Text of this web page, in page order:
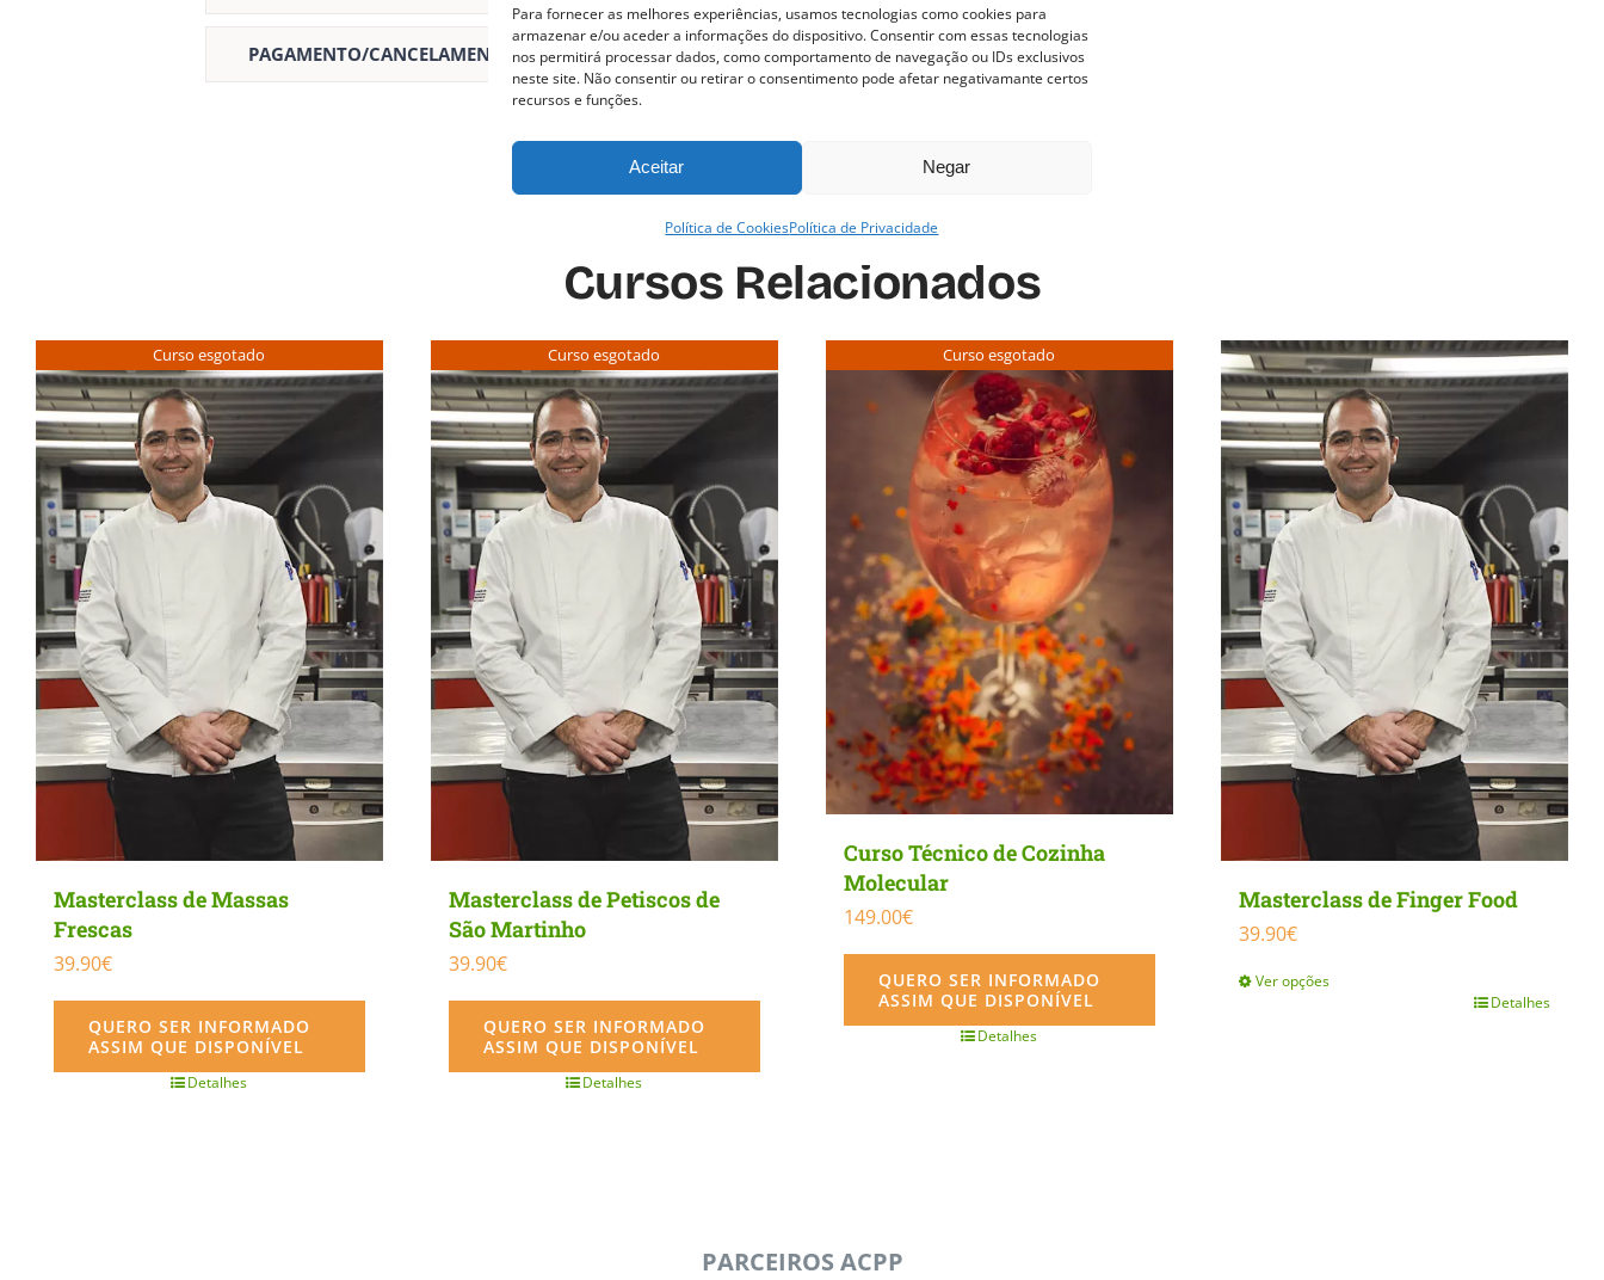
Para fornecer as melhores experiências, usamos tecnologias como cookies para
armazenar e/ou aceder a informações do dispositivo. Consentir com essas tecnologias
nos permitirá processar dados, como comportamento de navegação ou IDs exclusivos
neste site. Não consentir ou retirar o consentimento pode afetar negativamante certos
recursos e funções.
Aceitar Negar
Política de CookiesPolítica de Privacidade
PAGAMENTO/CANCELAMENTO
Cursos Relacionados
Curso esgotado
Masterclass de Massas
Frescas
39.90€
QUERO SER INFORMADO
ASSIM QUE DISPONÍVEL
Detalhes
Curso esgotado
Masterclass de Petiscos de
São Martinho
39.90€
QUERO SER INFORMADO
ASSIM QUE DISPONÍVEL
Detalhes
Curso esgotado
Curso Técnico de Cozinha
Molecular
149.00€
QUERO SER INFORMADO
ASSIM QUE DISPONÍVEL
Detalhes
Masterclass de Finger Food
39.90€
Ver opções
Detalhes
PARCEIROS ACPP